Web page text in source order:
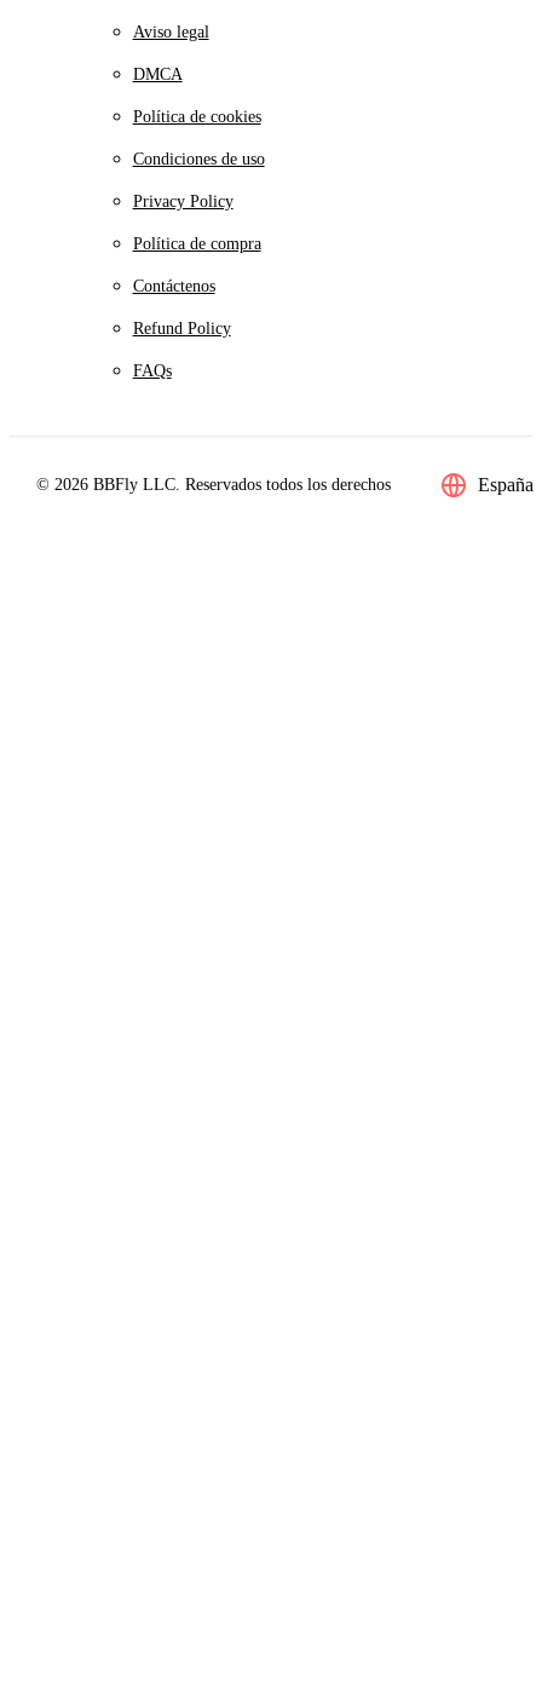
Aviso legal
DMCA
Política de cookies
Condiciones de uso
Privacy Policy
Política de compra
Contáctenos
Refund Policy
FAQs
© 2026 BBFly LLC. Reservados todos los derechos España